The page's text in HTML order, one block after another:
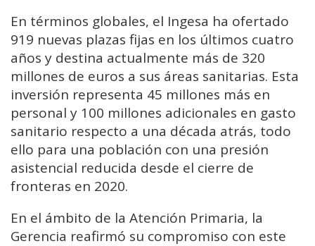
En términos globales, el Ingesa ha ofertado
919 nuevas plazas fijas en los últimos cuatro
años y destina actualmente más de 320
millones de euros a sus áreas sanitarias. Esta
inversión representa 45 millones más en
personal y 100 millones adicionales en gasto
sanitario respecto a una década atrás, todo
ello para una población con una presión
asistencial reducida desde el cierre de
fronteras en 2020.
En el ámbito de la Atención Primaria, la
Gerencia reafirmó su compromiso con este